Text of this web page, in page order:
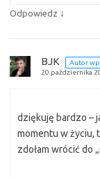
Odpowiedz ↓
BJK
Autor
20 października
dziękuję bardzo –
momentu w życiu,
zdołam wrócić do